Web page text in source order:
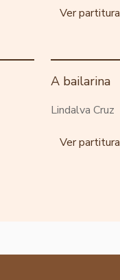
Ver partitura
A bailarina
Lindalva Cruz
Ver partitura